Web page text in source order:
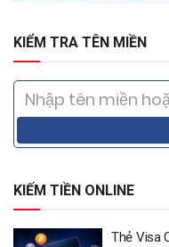
KIỂM TRA TÊN MIỀN
KIẾM TIỀN ONLINE
Thẻ Visa